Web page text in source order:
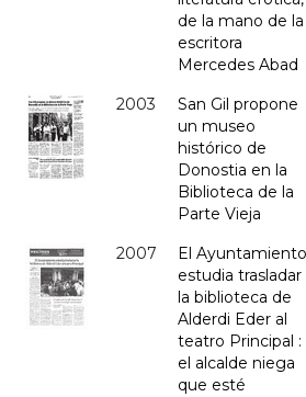
de la mano de la
escritora
Mercedes Abad
2003
San Gil propone
un museo
histórico de
Donostia en la
Biblioteca de la
Parte Vieja
2007
El Ayuntamiento
estudia trasladar
la biblioteca de
Alderdi Eder al
teatro Principal :
el alcalde niega
que esté